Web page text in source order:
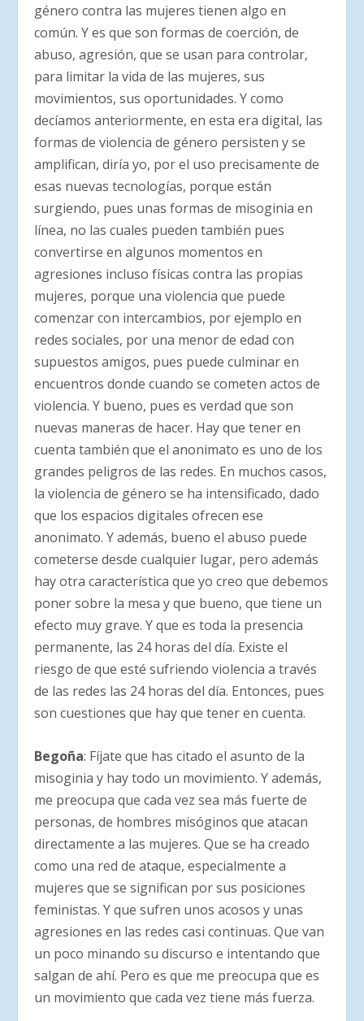
género contra las mujeres tienen algo en
común. Y es que son formas de coerción, de
abuso, agresión, que se usan para controlar,
para limitar la vida de las mujeres, sus
movimientos, sus oportunidades. Y como
decíamos anteriormente, en esta era digital, las
formas de violencia de género persisten y se
amplifican, diría yo, por el uso precisamente de
esas nuevas tecnologías, porque están
surgiendo, pues unas formas de misoginia en
línea, no las cuales pueden también pues
convertirse en algunos momentos en
agresiones incluso físicas contra las propias
mujeres, porque una violencia que puede
comenzar con intercambios, por ejemplo en
redes sociales, por una menor de edad con
supuestos amigos, pues puede culminar en
encuentros donde cuando se cometen actos de
violencia. Y bueno, pues es verdad que son
nuevas maneras de hacer. Hay que tener en
cuenta también que el anonimato es uno de los
grandes peligros de las redes. En muchos casos,
la violencia de género se ha intensificado, dado
que los espacios digitales ofrecen ese
anonimato. Y además, bueno el abuso puede
cometerse desde cualquier lugar, pero además
hay otra característica que yo creo que debemos
poner sobre la mesa y que bueno, que tiene un
efecto muy grave. Y que es toda la presencia
permanente, las 24 horas del día. Existe el
riesgo de que esté sufriendo violencia a través
de las redes las 24 horas del día. Entonces, pues
son cuestiones que hay que tener en cuenta.
Begoña: Fíjate que has citado el asunto de la
misoginia y hay todo un movimiento. Y además,
me preocupa que cada vez sea más fuerte de
personas, de hombres misóginos que atacan
directamente a las mujeres. Que se ha creado
como una red de ataque, especialmente a
mujeres que se significan por sus posiciones
feministas. Y que sufren unos acosos y unas
agresiones en las redes casi continuas. Que van
un poco minando su discurso e intentando que
salgan de ahí. Pero es que me preocupa que es
un movimiento que cada vez tiene más fuerza.